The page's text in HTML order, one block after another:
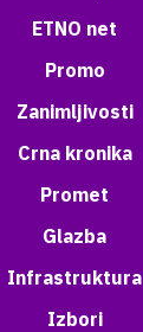
ETNO net
Promo
Zanimljivosti
Crna kronika
Promet
Glazba
Infrastruktura
Izbori